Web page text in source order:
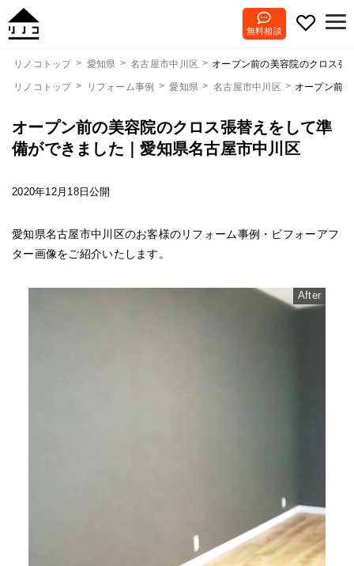
無料相談
リノコトップ 愛知県 名古屋市中川区 オープン前の美容院のクロス張
リノコトップ リフォーム事例 愛知県 名古屋市中川区 オープン前
オープン前の美容院のクロス張替えをして準
備ができました｜愛知県名古屋市中川区
2020年12月18日公開
愛知県名古屋市中川区のお客様のリフォーム事例・ビフォーアフ
ター画像をご紹介いたします。
After